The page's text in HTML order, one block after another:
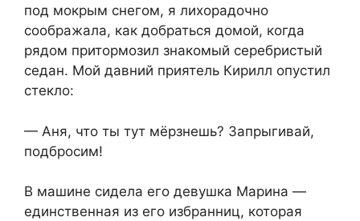
под мокрым снегом, я лихорадочно
соображала, как добраться домой, когда
рядом притормозил знакомый серебристый
седан. Мой давний приятель Кирилл опустил
стекло:
— Аня, что ты тут мёрзнешь? Запрыгивай,
подбросим!
В машине сидела его девушка Марина —
единственная из его избранниц, которая